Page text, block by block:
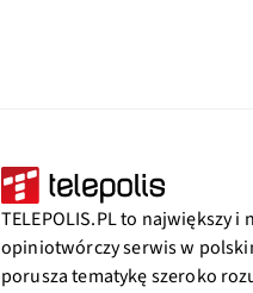
TELEPOLIS.PL to największy i
opiniotwórczy serwis w
porusza tematykę szeroko